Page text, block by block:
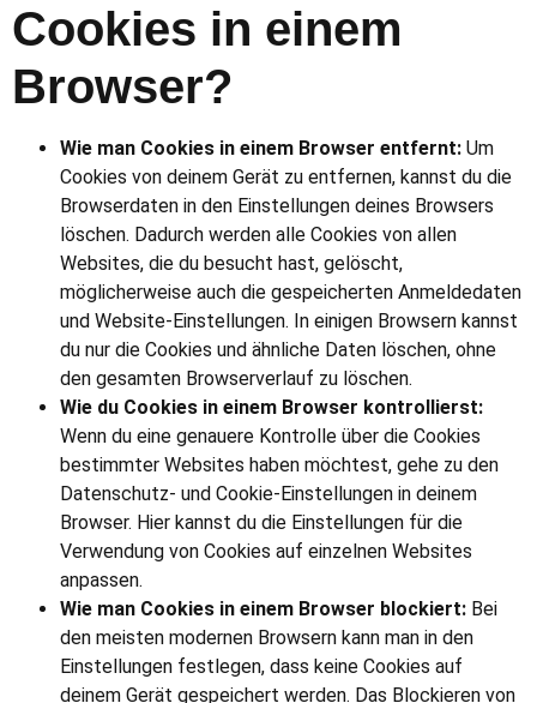
Cookies in einem
Browser?
Wie man Cookies in einem Browser entfernt: Um
Cookies von deinem Gerät zu entfernen, kannst du die
Browserdaten in den Einstellungen deines Browsers
löschen. Dadurch werden alle Cookies von allen
Websites, die du besucht hast, gelöscht,
möglicherweise auch die gespeicherten Anmeldedaten
und Website-Einstellungen. In einigen Browsern kannst
du nur die Cookies und ähnliche Daten löschen, ohne
den gesamten Browserverlauf zu löschen.
Wie du Cookies in einem Browser kontrollierst:
Wenn du eine genauere Kontrolle über die Cookies
bestimmter Websites haben möchtest, gehe zu den
Datenschutz- und Cookie-Einstellungen in deinem
Browser. Hier kannst du die Einstellungen für die
Verwendung von Cookies auf einzelnen Websites
anpassen.
Wie man Cookies in einem Browser blockiert: Bei
den meisten modernen Browsern kann man in den
Einstellungen festlegen, dass keine Cookies auf
deinem Gerät gespeichert werden. Das Blockieren von